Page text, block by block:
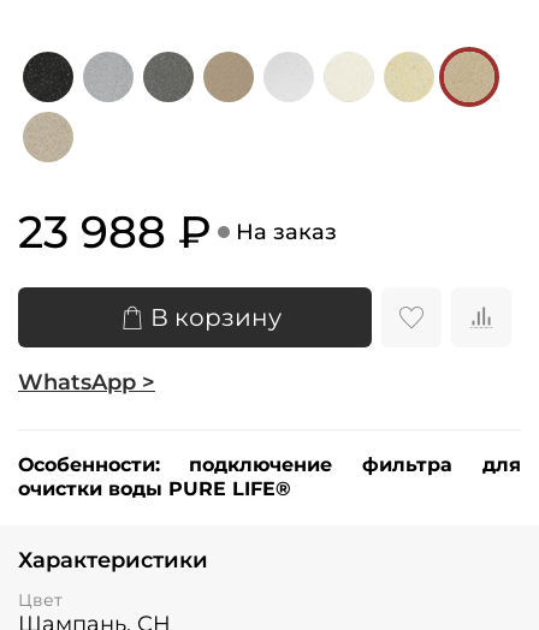
23 988 ₽ На заказ
В корзину
WhatsApp >
Особенности: подключение фильтра для
очистки воды PURE LIFE®
Характеристики
Цвет
Шампань, CH